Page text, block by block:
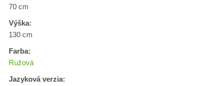
70 cm
Výška:
130 cm
Farba:
Ružová
Jazyková verzia: